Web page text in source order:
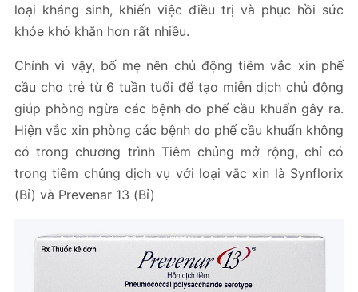
loại kháng sinh, khiến việc điều trị và phục hồi sức
khỏe khó khăn hơn rất nhiều.
Chính vì vậy, bố mẹ nên chủ động tiêm vắc xin phế
cầu cho trẻ từ 6 tuần tuổi để tạo miễn dịch chủ động
giúp phòng ngừa các bệnh do phế cầu khuẩn gây ra.
Hiện vắc xin phòng các bệnh do phế cầu khuẩn không
có trong chương trình Tiêm chủng mở rộng, chỉ có
trong tiêm chủng dịch vụ với loại vắc xin là Synflorix
(Bỉ) và Prevenar 13 (Bỉ)